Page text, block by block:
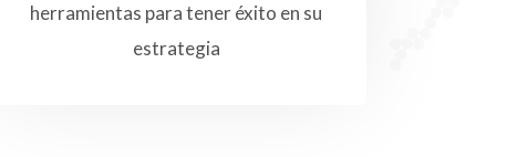
herramientas para tener éxito en su
estrategia